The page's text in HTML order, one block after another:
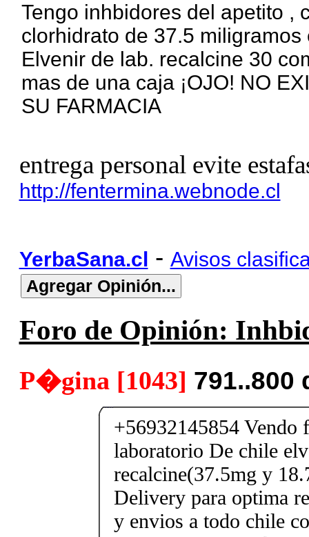
Tengo inhbidores del apetito ,
clorhidrato de 37.5
Elvenir de lab. recalcine 30
mas de una caja ¡OJO! NO
SU FARMACIA
entrega personal evite
http://fentermina.webnode.cl
YerbaSana.cl - Avisos
Foro de Opinión:
P�gina [1043] 791..800
+56932145854 Vendo
laboratorio De chile
recalcine(37.5mg y
Delivery para optima
y envios a todo chile